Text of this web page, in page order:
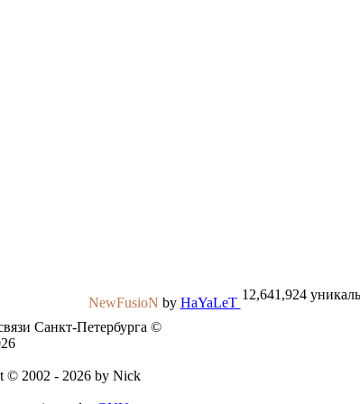
NewFusioN by HaYaLeT
12,641,924
Санкт-Петербурга ©
© 2002 - 2026 by Nick